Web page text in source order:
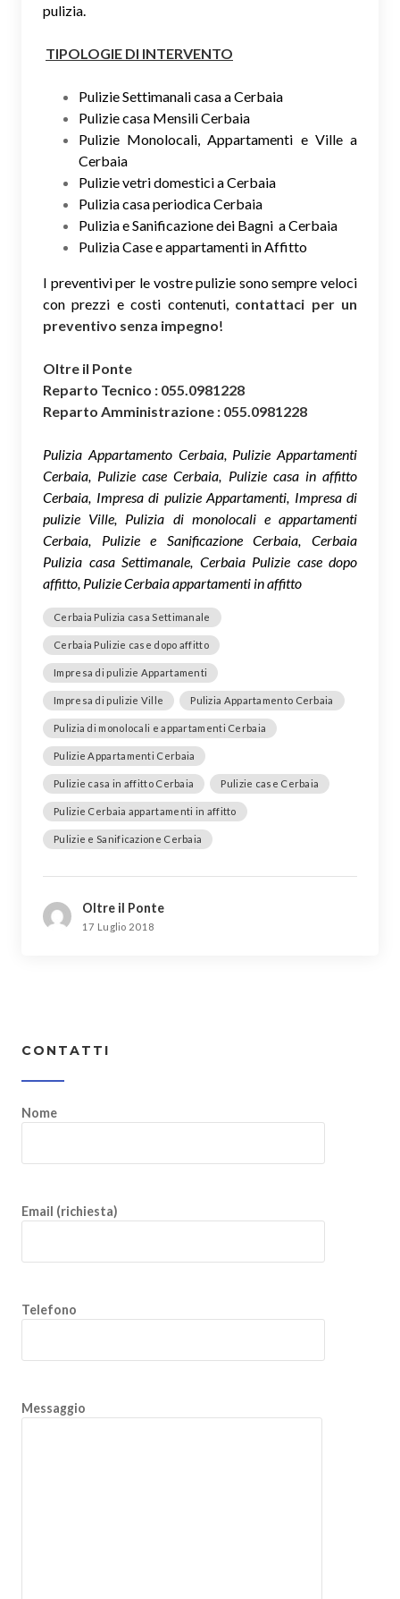
pulizia.
TIPOLOGIE DI INTERVENTO
Pulizie Settimanali casa a Cerbaia
Pulizie casa Mensili Cerbaia
Pulizie Monolocali, Appartamenti e Ville a
Cerbaia
Pulizie vetri domestici a Cerbaia
Pulizia casa periodica Cerbaia
Pulizia e Sanificazione dei Bagni a Cerbaia
Pulizia Case e appartamenti in Affitto
I preventivi per le vostre pulizie sono sempre veloci
con prezzi e costi contenuti, contattaci per un
preventivo senza impegno!
Oltre il Ponte
Reparto Tecnico : 055.0981228
Reparto Amministrazione : 055.0981228
Pulizia Appartamento Cerbaia, Pulizie Appartamenti
Cerbaia, Pulizie case Cerbaia, Pulizie casa in affitto
Cerbaia, Impresa di pulizie Appartamenti, Impresa di
pulizie Ville, Pulizia di monolocali e appartamenti
Cerbaia, Pulizie e Sanificazione Cerbaia, Cerbaia
Pulizia casa Settimanale, Cerbaia Pulizie case dopo
affitto, Pulizie Cerbaia appartamenti in affitto
Cerbaia Pulizia casa Settimanale
Cerbaia Pulizie case dopo affitto
Impresa di pulizie Appartamenti
Impresa di pulizie Ville Pulizia Appartamento Cerbaia
Pulizia di monolocali e appartamenti Cerbaia
Pulizie Appartamenti Cerbaia
Pulizie casa in affitto Cerbaia Pulizie case Cerbaia
Pulizie Cerbaia appartamenti in affitto
Pulizie e Sanificazione Cerbaia
Oltre il Ponte
17 Luglio 2018
CONTATTI
Nome
Email (richiesta)
Telefono
Messaggio